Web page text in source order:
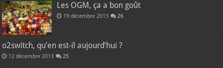
Les OGM, ça a bon goût
19 décembre 2013 26
o2switch, qu’en est-il aujourd’hui ?
12 décembre 2013 25